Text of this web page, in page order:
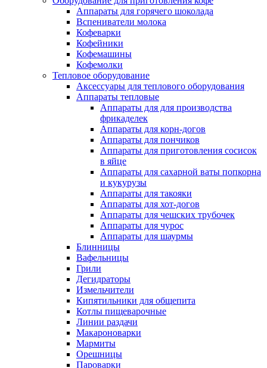
Аппараты для горячего шоколада
Вспениватели молока
Кофеварки
Кофейники
Кофемашины
Кофемолки
Тепловое оборудование
Аксессуары для теплового оборудования
Аппараты тепловые
Аппараты для для производства
фрикаделек
Аппараты для корн-догов
Аппараты для пончиков
Аппараты для приготовления сосисок
в яйце
Аппараты для сахарной ваты попкорна
и кукурузы
Аппараты для такояки
Аппараты для хот-догов
Аппараты для чешских трубочек
Аппараты для чурос
Аппараты для шаурмы
Блинницы
Вафельницы
Грили
Дегидраторы
Измельчители
Кипятильники для общепита
Котлы пищеварочные
Линии раздачи
Макароноварки
Мармиты
Орешницы
Пароварки